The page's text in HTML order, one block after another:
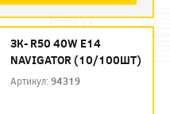
ЗК- R50 40W E14
NAVIGATOR (10/100ШТ)
Артикул:94319